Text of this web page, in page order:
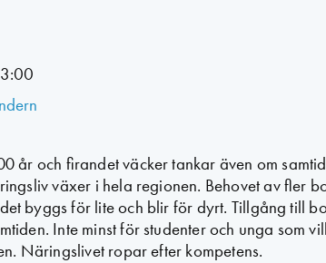
år och firandet väcker tankar även om
växer i hela regionen. Behovet av fler
byggs för lite och blir för dyrt. Tillgång till
Inte minst för studenter och unga som
Näringslivet ropar efter kompetens.